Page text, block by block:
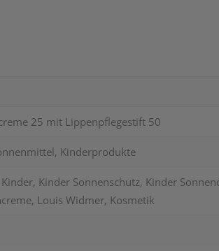
25 mit Lippenpflegestift 50
Kinderprodukte
Kinder Sonnenschutz, Kinder
Louis Widmer, Kosmetik